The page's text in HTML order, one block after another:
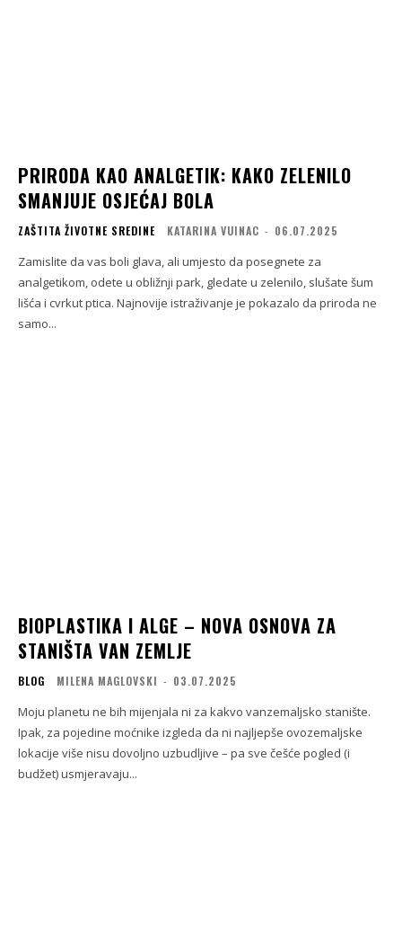
PRIRODA KAO ANALGETIK: KAKO ZELENILO
SMANJUJE OSJEĆAJ BOLA
ZAŠTITA ŽIVOTNE SREDINE KATARINA VUINAC - 06.07.2025
Zamislite da vas boli glava, ali umjesto da posegnete za
analgetikom, odete u obližnji park, gledate u zelenilo, slušate šum
lišća i cvrkut ptica. Najnovije istraživanje je pokazalo da priroda ne
samo...
BIOPLASTIKA I ALGE – NOVA OSNOVA ZA
STANIŠTA VAN ZEMLJE
BLOG MILENA MAGLOVSKI - 03.07.2025
Moju planetu ne bih mijenjala ni za kakvo vanzemaljsko stanište.
Ipak, za pojedine moćnike izgleda da ni najljepše ovozemaljske
lokacije više nisu dovoljno uzbudljive – pa sve češće pogled (i
budžet) usmjeravaju...